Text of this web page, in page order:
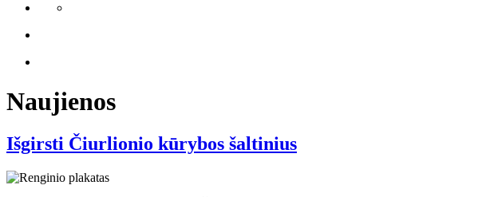
Naujienos
Išgirsti Čiurlionio kūrybos šaltinius